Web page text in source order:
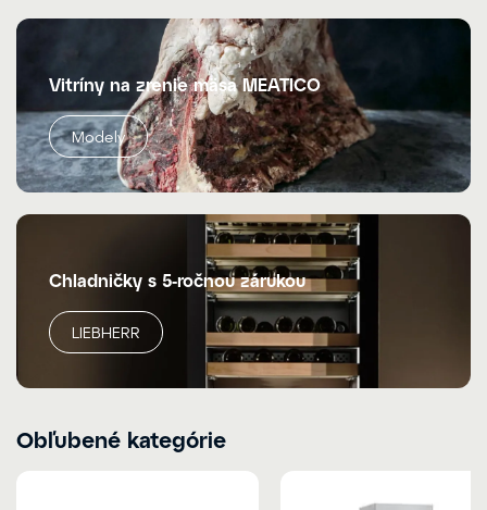
Vitríny na zrenie mäsa MEATICO
Modely
Chladničky s 5-ročnou zárukou
LIEBHERR
Obľubené kategórie